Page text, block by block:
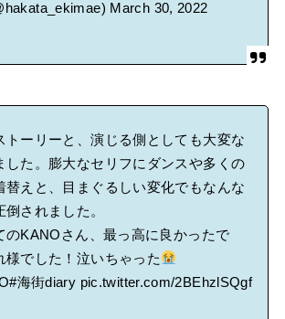
March 30, 2022
トーリーと、演じる側としても大変な
した。膨大なセリフにダンスや多くの
替えと、目まぐるしい変化でもなんな
倒されました。
のKANOさん、最っ高に良かったで
様でした！泣いちゃった
#海街diary pic.twitter.com/2BEhzlSQgf